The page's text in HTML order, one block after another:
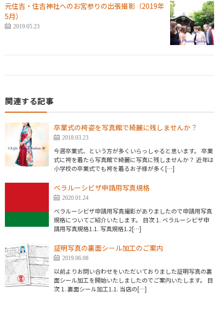
元住吉・住吉神社へのお宮参りの出張撮影（2019年
5月）
2019.05.23
関連する記事
卒業式の袴姿を写真館で綺麗に残しませんか？
2018.03.23
今週卒業式、という方が多くいらっしゃると思います。 卒業
式に袴を着たら写真館で綺麗に写真に残しませんか？ 近年は
小学校の卒業式でも袴を着るお子様が多く[…]
ベラルーシビザ申請用写真規格
2020.01.24
ベラルーシビザ申請用写真撮影がありましたので申請用写真
規格についてご紹介いたします。 目次 1. ベラルーシビザ申
請用写真規格1.1. 写真規格1.2[…]
証明写真の裏面シール加工のご案内
2019.06.08
以前よりお問い合わせをいただいておりました証明写真の裏
面シール加工を開始いたしましたのでご案内いたします。 目
次 1. 裏面シール加工1.1. 当店の[…]